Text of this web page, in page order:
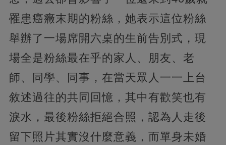
罹患癌癥末期的粉絲，她表示這位粉絲
舉辦了一場席開六桌的生前告別式，現
場全是粉絲最在乎的家人、朋友、老
師、同學、同事，在當天眾人一一上台
敘述過往的共同回憶，其中有歡笑也有
淚水，最後粉絲拒絕合照，認為人走後
留下照片其實沒什麼意義，而單身未婚